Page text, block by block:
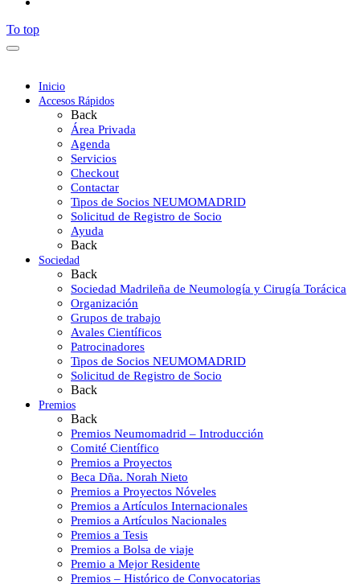
To top
Inicio
Accesos Rápidos
Back
Área Privada
Agenda
Servicios
Checkout
Contactar
Tipos de Socios NEUMOMADRID
Solicitud de Registro de Socio
Ayuda
Back
Sociedad
Back
Sociedad Madrileña de Neumología y Cirugía Torácica
Organización
Grupos de trabajo
Avales Científicos
Patrocinadores
Tipos de Socios NEUMOMADRID
Solicitud de Registro de Socio
Back
Premios
Back
Premios Neumomadrid – Introducción
Comité Científico
Premios a Proyectos
Beca Dña. Norah Nieto
Premios a Proyectos Nóveles
Premios a Artículos Internacionales
Premios a Artículos Nacionales
Premios a Tesis
Premios a Bolsa de viaje
Premio a Mejor Residente
Premios – Histórico de Convocatorias